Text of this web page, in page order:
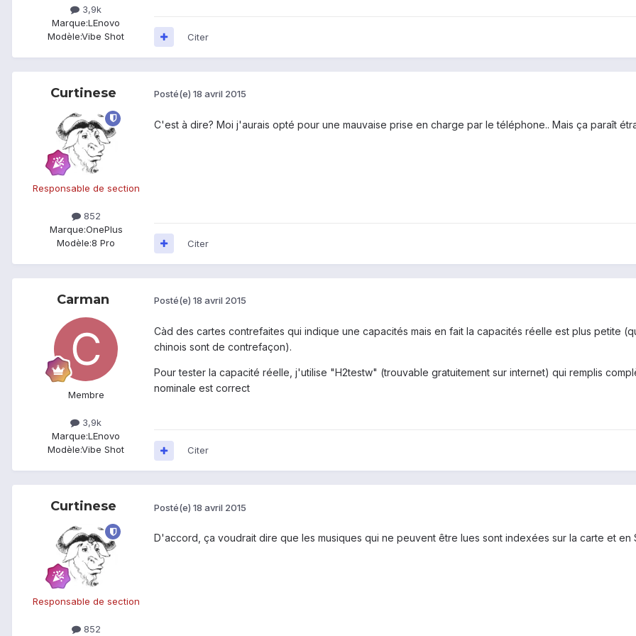
3,9k
Marque:LEnovo
Modèle:Vibe Shot Citer
Curtinese
Responsable de section
852
Marque:OnePlus
Modèle:8 Pro
Posté(e) 18 avril 2015
C'est à dire? Moi j'aurais opté pour une mauvaise prise en charge par le téléphone.. Mais ça paraît
Citer
Carman
Membre
3,9k
Marque:LEnovo
Modèle:Vibe Shot
Posté(e) 18 avril 2015
Càd des cartes contrefaites qui indique une capacités mais en fait la capacités réelle est plus petite
chinois sont de contrefaçon).
Pour tester la capacité réelle, j'utilise "H2testw" (trouvable gratuitement sur internet) qui remplis
nominale est correct
Citer
Curtinese
Responsable de section
852
Posté(e) 18 avril 2015
D'accord, ça voudrait dire que les musiques qui ne peuvent être lues sont indexées sur la carte et en